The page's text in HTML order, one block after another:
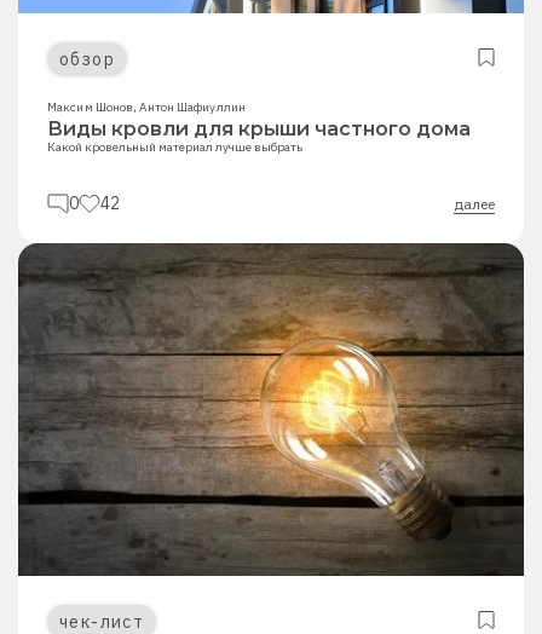
обзор
Максим Шонов,Антон Шафиуллин
Виды кровли для крыши частного дома
Какой кровельный материал лучше выбрать
0 42 далее
чек-лист